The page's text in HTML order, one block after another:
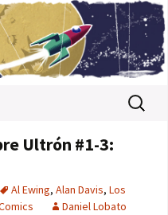
Buscar:
Ultrón #1-3:
Al Ewing, Alan Davis, Los
Daniel Lobato